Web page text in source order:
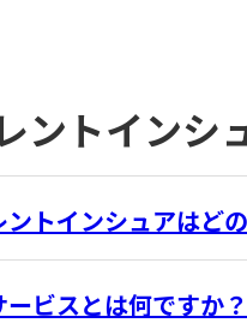
ントインシ
トインシュアはど
ビスとは何ですか？